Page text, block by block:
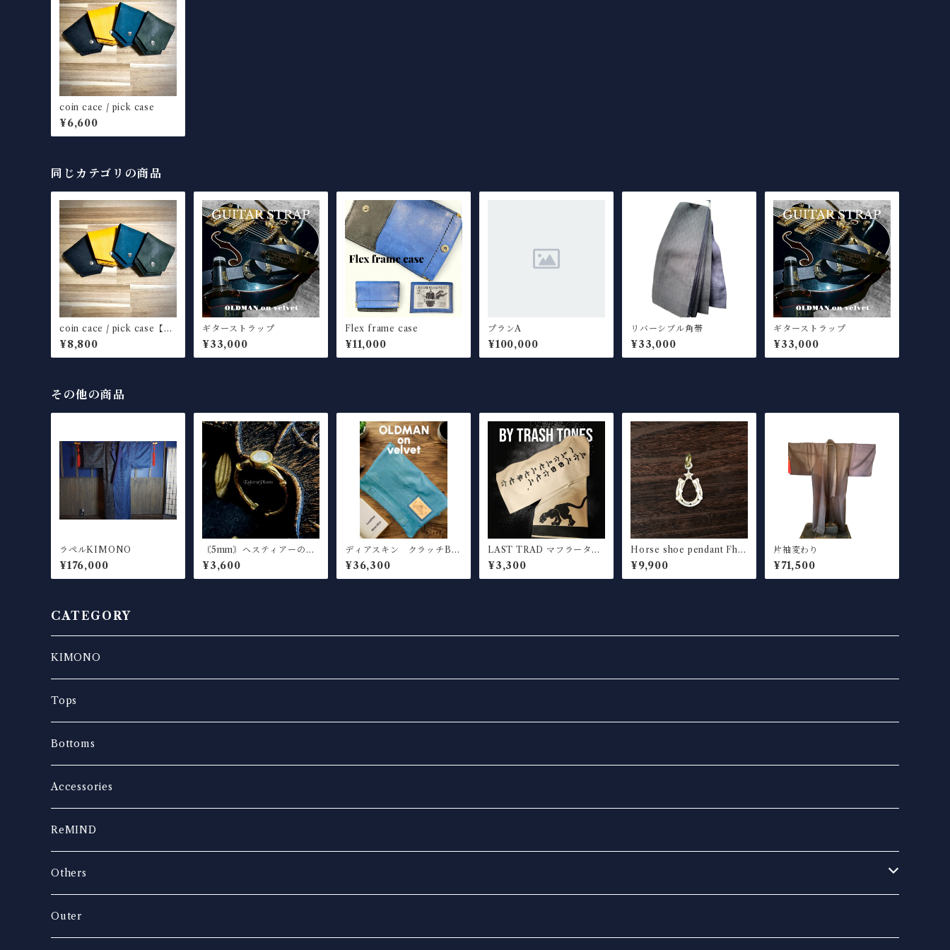
coin cace / pick case
¥6,600
同じカテゴリの商品
coin cace / pick case【cu
stom color】
¥8,800
ギターストラップ
¥33,000
Flex frame case
¥11,000
プランA
¥100,000
リバーシブル角帯
¥33,000
ギターストラップ
¥33,000
その他の商品
ラペルKIMONO
¥176,000
〘5mm〙ヘスティアーの瞳
Gemstone Ring "Mother
of Perl"
¥3,600
ディアスキン クラッチBA
G
¥36,300
LAST TRAD マフラータオ
ルセット
¥3,300
Horse shoe pendant Fhol
e silver
¥9,900
片袖変わり
¥71,500
CATEGORY
KIMONO
Tops
Bottoms
Accessories
ReMIND
Others
music
Outer